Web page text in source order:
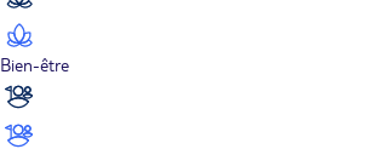
Bien-être